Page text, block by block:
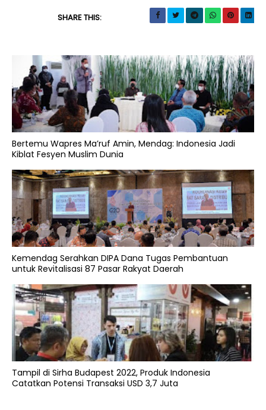
SHARE THIS:
Bertemu Wapres Ma’ruf Amin, Mendag: Indonesia Jadi
Kiblat Fesyen Muslim Dunia
Kemendag Serahkan DIPA Dana Tugas Pembantuan
untuk Revitalisasi 87 Pasar Rakyat Daerah
Tampil di Sirha Budapest 2022, Produk Indonesia
Catatkan Potensi Transaksi USD 3,7 Juta